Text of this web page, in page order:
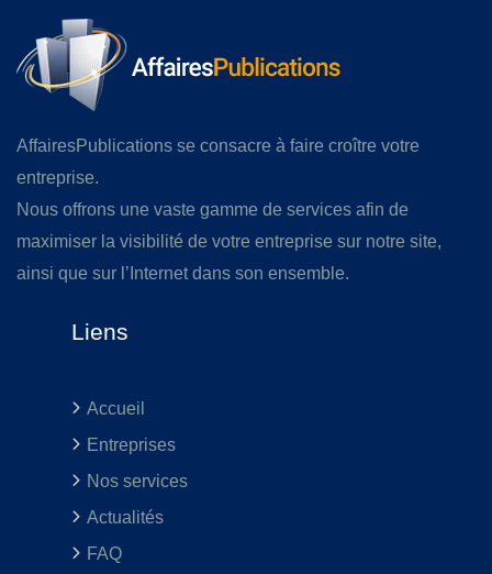
AffairesPublications se consacre à faire croître votre
entreprise.
Nous offrons une vaste gamme de services afin de
maximiser la visibilité de votre entreprise sur notre site,
ainsi que sur l’Internet dans son ensemble.
Liens
Accueil
Entreprises
Nos services
Actualités
FAQ